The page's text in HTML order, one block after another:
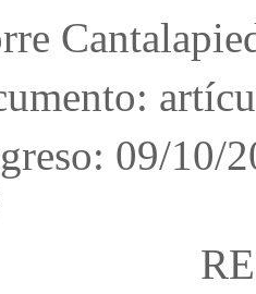
09/10/